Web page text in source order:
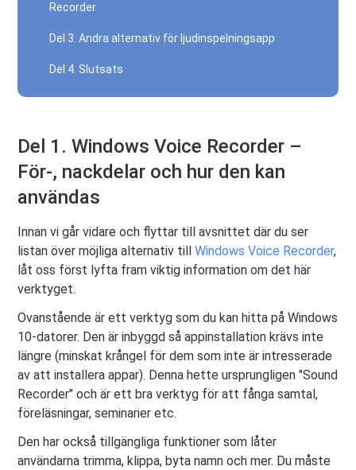
Recorder
Del 3. Andra alternativ för ljudinspelningsapp
Del 4. Slutsats
Del 1. Windows Voice Recorder –
För-, nackdelar och hur den kan
användas
Innan vi går vidare och flyttar till avsnittet där du ser
listan över möjliga alternativ tillWindows Voice Recorder,
låt oss först lyfta fram viktig information om det här
verktyget.
Ovanstående är ett verktyg som du kan hitta på Windows
10-datorer. Den är inbyggd så appinstallation krävs inte
längre (minskat krångel för dem som inte är intresserade
av att installera appar). Denna hette ursprungligen "Sound
Recorder" och är ett bra verktyg för att fånga samtal,
föreläsningar, seminarier etc.
Den har också tillgängliga funktioner som låter
användarna trimma, klippa, byta namn och mer. Du måste